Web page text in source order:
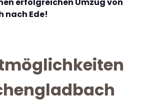
nach Ede!